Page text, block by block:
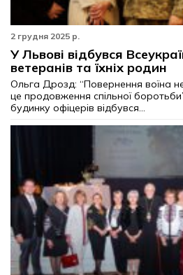
2 грудня 2025 р.
У Львові відбувся
ветеранів та їхніх родин
Ольга Дрозд: “Повернення воїна
це продовження спільної
будинку офіцерів відбувся...